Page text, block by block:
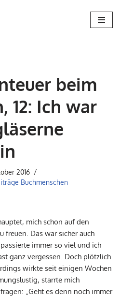
beim
12: Ich war
2016
Buchmenschen
mich schon auf den
freuen. Das war sicher auch
immer so viel und ich
ganz vergessen. Doch plötzlich
wirkte seit einigen Wochen
starrte mich
„Geht es denn noch immer